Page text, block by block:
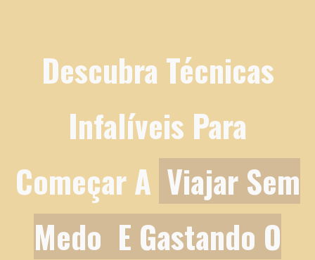
Descubra Técnicas
Infalíveis Para
Começar A Viajar Sem
Medo E Gastando O